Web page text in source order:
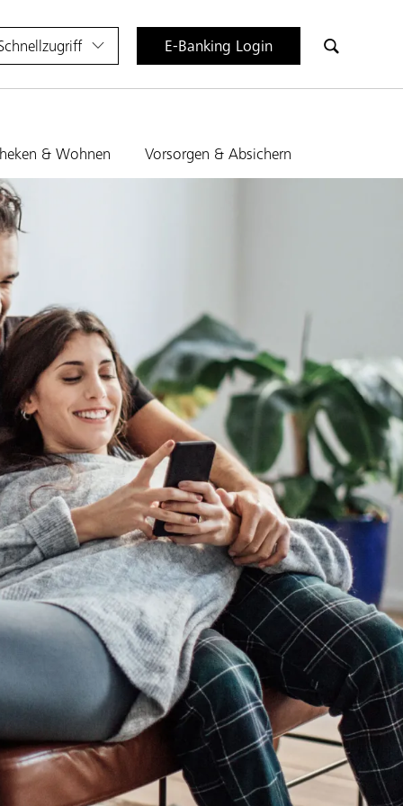
E-Banking Login
& Wohnen Vorsorgen & Absichern